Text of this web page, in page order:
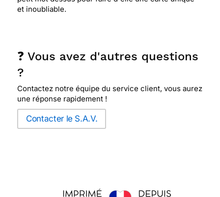
et inoubliable.
❓ Vous avez d'autres questions
?
Contactez notre équipe du service client, vous aurez
une réponse rapidement !
Contacter le S.A.V.